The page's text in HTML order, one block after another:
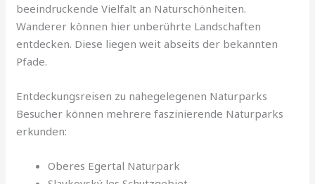
beeindruckende Vielfalt an Naturschönheiten.
Wanderer können hier unberührte Landschaften
entdecken. Diese liegen weit abseits der bekannten
Pfade.
Entdeckungsreisen zu nahegelegenen Naturparks
Besucher können mehrere faszinierende Naturparks
erkunden:
Oberes Egertal Naturpark